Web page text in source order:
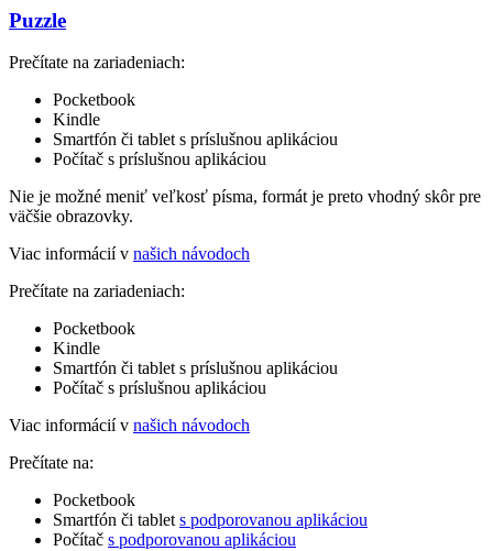
Puzzle
Prečítate na zariadeniach:
Pocketbook
Kindle
Smartfón či tablet s príslušnou aplikáciou
Počítač s príslušnou aplikáciou
Nie je možné meniť veľkosť písma, formát je preto vhodný skôr pre
väčšie obrazovky.
Viac informácií v našich návodoch
Prečítate na zariadeniach:
Pocketbook
Kindle
Smartfón či tablet s príslušnou aplikáciou
Počítač s príslušnou aplikáciou
Viac informácií v našich návodoch
Prečítate na:
Pocketbook
Smartfón či tablet s podporovanou aplikáciou
Počítač s podporovanou aplikáciou